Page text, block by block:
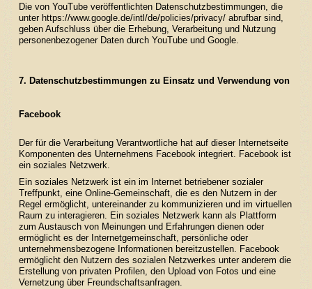
Die von YouTube veröffentlichten Datenschutzbestimmungen, die
unter https://www.google.de/intl/de/policies/privacy/abrufbar sind,
geben Aufschluss über die Erhebung, Verarbeitung und Nutzung
personenbezogener Daten durch YouTube und Google.
7. Datenschutzbestimmungen zu Einsatz und Verwendung von
Facebook
Der für die Verarbeitung Verantwortliche hat auf dieser Internetseite
Komponenten des Unternehmens Facebook integriert. Facebook ist
ein soziales Netzwerk.
Ein soziales Netzwerk ist ein im Internet betriebener sozialer
Treffpunkt, eine Online-Gemeinschaft, die es den Nutzern in der
Regel ermöglicht, untereinander zu kommunizieren und im virtuellen
Raum zu interagieren. Ein soziales Netzwerk kann als Plattform
zum Austausch von Meinungen und Erfahrungen dienen oder
ermöglicht es der Internetgemeinschaft, persönliche oder
unternehmensbezogene Informationen bereitzustellen. Facebook
ermöglicht den Nutzern des sozialen Netzwerkes unter anderem die
Erstellung von privaten Profilen, den Upload von Fotos und eine
Vernetzung über Freundschaftsanfragen.